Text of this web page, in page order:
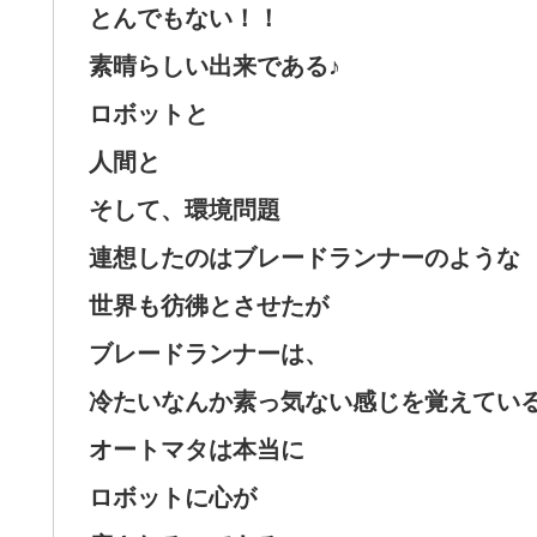
とんでもない！！
素晴らしい出来である♪
ロボットと
人間と
そして、環境問題
連想したのはブレードランナーのような
世界も彷彿とさせたが
ブレードランナーは、
冷たいなんか素っ気ない感じを覚えてい
オートマタは本当に
ロボットに心が